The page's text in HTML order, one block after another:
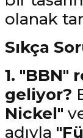
olanak
Sıkça
1. "BBN"
geliyor?
Nickel"
adıyla